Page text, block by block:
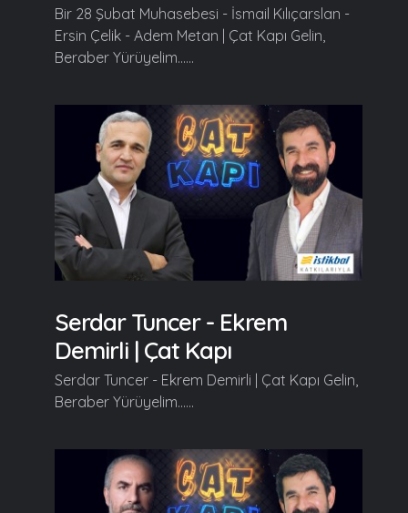
Bir 28 Şubat Muhasebesi - İsmail Kılıçarslan -
Ersin Çelik - Adem Metan | Çat Kapı Gelin,
Beraber Yürüyelim......
Serdar Tuncer - Ekrem
Demirli | Çat Kapı
Serdar Tuncer - Ekrem Demirli | Çat Kapı Gelin,
Beraber Yürüyelim......